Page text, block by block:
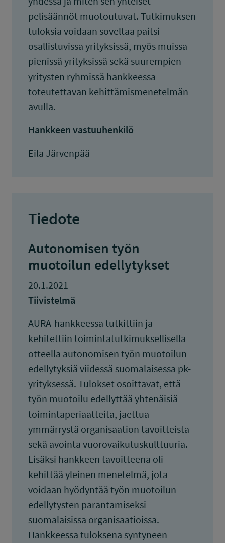
pelisäännöt muotoutuvat. Tutkimuksen
tuloksia voidaan soveltaa paitsi
osallistuvissa yrityksissä, myös muissa
pienissä yrityksissä sekä suurempien
yritysten ryhmissä hankkeessa
toteutettavan kehittämismenetelmän
avulla.
Hankkeen vastuuhenkilö
Eila Järvenpää
Tiedote
Autonomisen työn
muotoilun edellytykset
20.1.2021
Tiivistelmä
AURA-hankkeessa tutkittiin ja
kehitettiin toimintatutkimuksellisella
otteella autonomisen työn muotoilun
edellytyksiä viidessä suomalaisessa pk-
yrityksessä. Tulokset osoittavat, että
työn muotoilu edellyttää yhtenäisiä
toimintaperiaatteita, jaettua
ymmärrystä organisaation tavoitteista
sekä avointa vuorovaikutuskulttuuria.
Lisäksi hankkeen tavoitteena oli
kehittää yleinen menetelmä, jota
voidaan hyödyntää työn muotoilun
edellytysten parantamiseksi
suomalaisissa organisaatioissa.
Hankkeessa tuloksena syntyneen